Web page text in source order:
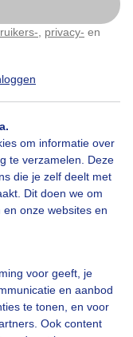
privacy- en
om informatie over
te verzamelen. Deze
die je zelf deelt met
Dit doen we om
onze websites en
voor geeft, je
en aanbod
te tonen, en voor
Ook content
18x bekeken